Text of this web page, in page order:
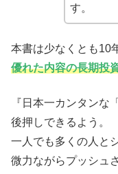
す。
本書は少なくとも10
優れた内容の長期投
『日本一カンタンな
後押しできるよう。
一人でも多くの人と
微力ながらプッシュ